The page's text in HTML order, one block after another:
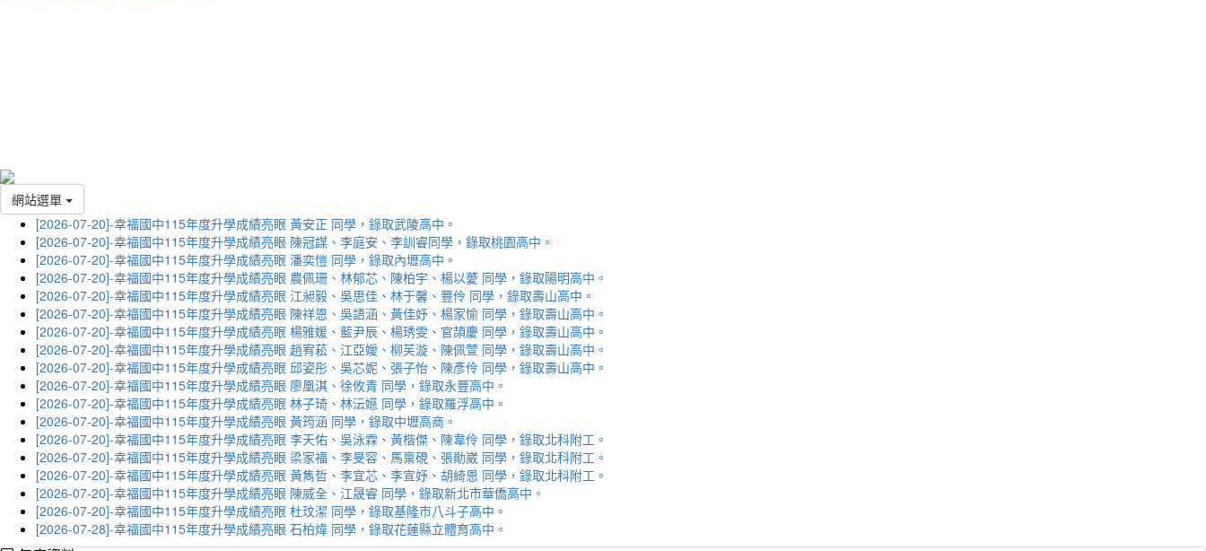
網站選單
[2026-07-20]-幸福國中115年度升學成績亮眼 黃安正 同學，錄取武陵高中。
[2026-07-20]-幸福國中115年度升學成績亮眼 陳冠謀、李庭安、李訓睿同學，錄取桃園高中。
[2026-07-20]-幸福國中115年度升學成績亮眼 潘奕愷 同學，錄取內壢高中。
[2026-07-20]-幸福國中115年度升學成績亮眼 農佩珊、林郁芯、陳柏宇、楊以薆 同學，錄取陽明高中。
[2026-07-20]-幸福國中115年度升學成績亮眼 江昶毅、吳思佳、林于馨、豐伶 同學，錄取壽山高中。
[2026-07-20]-幸福國中115年度升學成績亮眼 陳祥恩、吳語涵、黃佳妤、楊家愉 同學，錄取壽山高中。
[2026-07-20]-幸福國中115年度升學成績亮眼 楊雅媛、藍尹辰、楊琇雯、官頡慶 同學，錄取壽山高中。
[2026-07-20]-幸福國中115年度升學成績亮眼 趙宥菘、江亞嬡、柳芙漩、陳佩萱 同學，錄取壽山高中。
[2026-07-20]-幸福國中115年度升學成績亮眼 邱姿彤、吳芯妮、張子怡、陳彥伶 同學，錄取壽山高中。
[2026-07-20]-幸福國中115年度升學成績亮眼 廖凰淇、徐攸青 同學，錄取永豐高中。
[2026-07-20]-幸福國中115年度升學成績亮眼 林子琦、林沄嬨 同學，錄取羅浮高中。
[2026-07-20]-幸福國中115年度升學成績亮眼 黃筠涵 同學，錄取中壢高商。
[2026-07-20]-幸福國中115年度升學成績亮眼 李天佑、吳泳霖、黃楷傑、陳韋伶 同學，錄取北科附工。
[2026-07-20]-幸福國中115年度升學成績亮眼 梁家福、李旻容、馬稟硯、張勛崴 同學，錄取北科附工。
[2026-07-20]-幸福國中115年度升學成績亮眼 黃雋哲、李宜芯、李宣妤、胡綺恩 同學，錄取北科附工。
[2026-07-20]-幸福國中115年度升學成績亮眼 陳威全、江晟睿 同學，錄取新北市華僑高中。
[2026-07-20]-幸福國中115年度升學成績亮眼 杜玟潔 同學，錄取基隆市八斗子高中。
[2026-07-28]-幸福國中115年度升學成績亮眼 石柏煒 同學，錄取花蓮縣立體育高中。